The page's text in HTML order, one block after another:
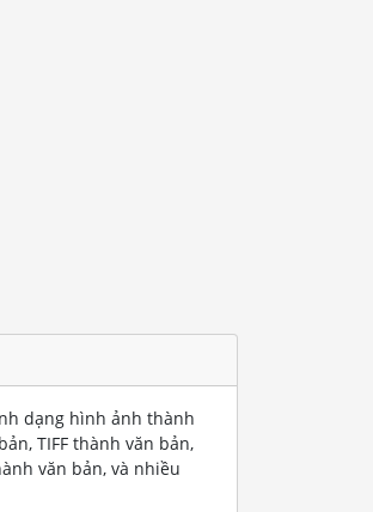
dạng hình ảnh thành
TIFF thành văn bản,
văn bản, và nhiều